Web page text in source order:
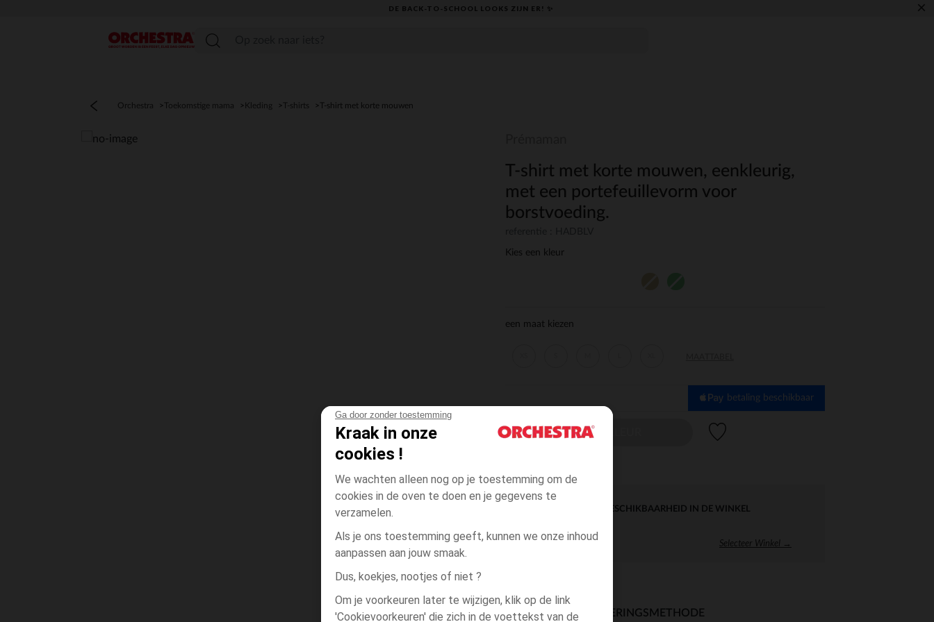
Ga door zonder toestemming
Kraak in onze
cookies !
We wachten alleen nog op je toestemming om de
cookies in de oven te doen en je gegevens te
verzamelen.
Als je ons toestemming geeft, kunnen we onze inhoud
aanpassen aan jouw smaak.
Dus, koekjes, nootjes of niet ?
Om je voorkeuren later te wijzigen, klik op de link
'Cookievoorkeuren' die zich in de voettekst van de
DE BACK-TO-SCHOOL LOOKS ZIJN ER! ✨ ×
menu
Orchestra Toekomstige mama Kleding T-shirts T-shirt met korte mouwen
T-shirt met korte mouwen, eenkleurig,
met een portefeuillevorm voor
borstvoeding.
Kies een kleur
een maat kiezen
betaling beschikbaar
KIES EEN KLEUR
DIRECTE BESCHIKBAARHEID IN DE WINKEL
Selecteer Winkel →
BESCHIKBAARE LEVERINGSMETHODE